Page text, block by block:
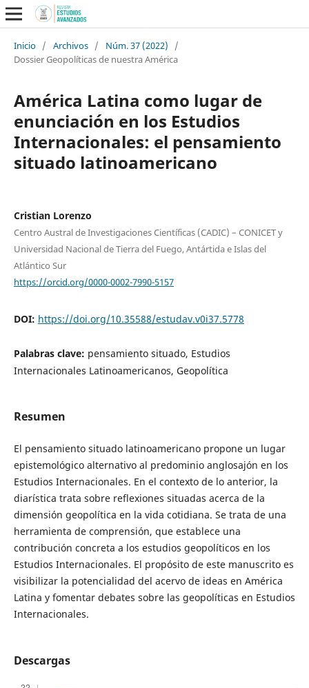
Inicio / Archivos / Núm. 37 (2022)
/
Dossier Geopolíticas de nuestra América
América Latina como lugar de
enunciación en los Estudios
Internacionales: el pensamiento
situado latinoamericano
Cristian Lorenzo
Centro Austral de Investigaciones Científicas (CADIC) – CONICET y
Universidad Nacional de Tierra del Fuego, Antártida e Islas del
Atlántico Sur
https://orcid.org/0000-0002-7990-5157
DOI: https://doi.org/10.35588/estudav.v0i37.5778
Palabras clave: pensamiento situado, Estudios
Internacionales Latinoamericanos, Geopolítica
Resumen
El pensamiento situado latinoamericano propone un lugar
epistemológico alternativo al predominio anglosajón en los
Estudios Internacionales. En el contexto de lo anterior, la
diarística trata sobre reflexiones situadas acerca de la
dimensión geopolítica en la vida cotidiana. Se trata de una
herramienta de comprensión, que establece una
contribución concreta a los estudios geopolíticos en los
Estudios Internacionales. El propósito de este manuscrito es
visibilizar la potencialidad del acervo de ideas en América
Latina y fomentar debates sobre las geopolíticas en Estudios
Internacionales.
Descargas